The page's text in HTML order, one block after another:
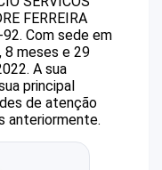
FERREIRA
. Com sede em
8 meses e 29
A sua
principal
de atenção
anteriormente.